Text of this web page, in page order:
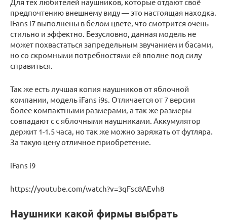
предпочтению внешнему виду — это настоящая находка.
iFans i7 выполнены в белом цвете, что смотрится очень
стильно и эффектно. Безусловно, данная модель не
может похвастаться запредельным звучанием и басами,
но со скромными потребностями ей вполне под силу
справиться.
Так же есть лучшая копия наушников от яблочной
компании, модель iFans i9s. Отличается от 7 версии
более компактными размерами, а так же размеры
совпадают с с яблочными наушниками. Аккумулятор
держит 1-1.5 часа, но так же можно заряжать от футляра.
За такую цену отличное приобретение.
iFans i9
https://youtube.com/watch?v=3qFsc8AEvh8
Наушники какой фирмы выбрать